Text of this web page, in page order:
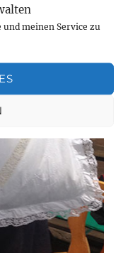
und meinen Service zu